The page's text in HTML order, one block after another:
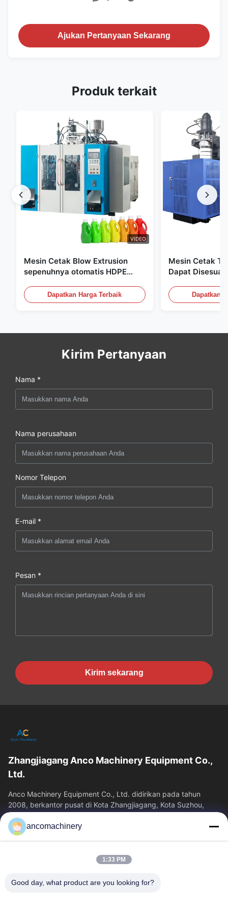
Ajukan Pertanyaan Sekarang
Produk terkait
VIDEO
Mesin Cetak Blow Extrusion
sepenuhnya otomatis HDPE
Dapatkan Harga Terbaik
Mesin Cetak
Dapat
60L
Dapatkan
Kirim Pertanyaan
Nama *
Nama perusahaan
Nomor Telepon
E-mail *
Pesan *
Kirim sekarang
Zhangjiagang Anco Machinery Equipment Co.,
Ltd.
Anco Machinery Equipment Co., Ltd. didirikan pada tahun
2008, berkantor pusat di Kota Zhangjiagang, Kota Suzhou,
Provinsi Jiangsu. Ini adalah...
Tautan Cepat
Tentang Kita
Wisata Pabrik
Kontrol Kualitas
ancomachinery
1:33 PM
Good day, what product are you looking for?